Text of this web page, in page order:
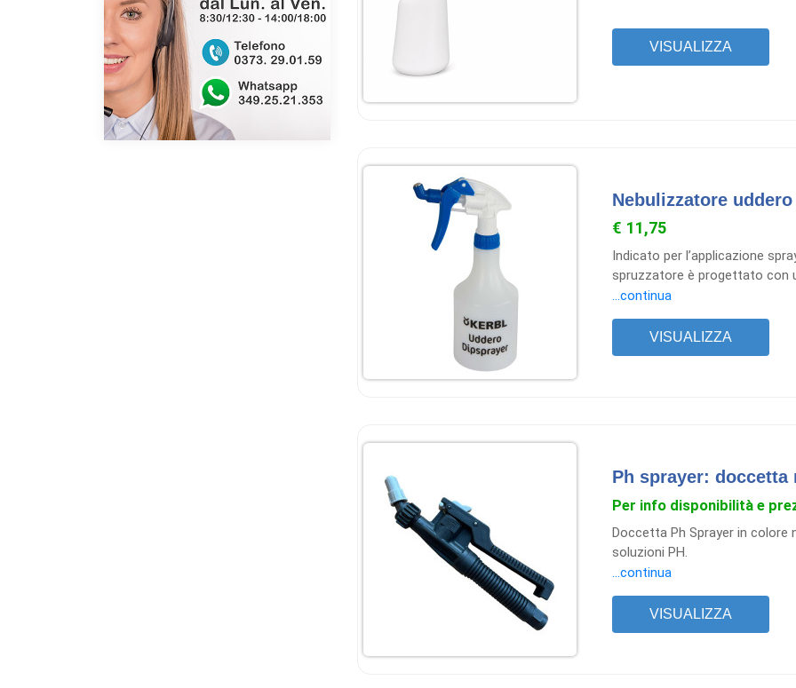
VISUALIZZA
Nebulizzatore uddero
€ 11,75
Indicato per l’applicazione
spruzzatore è progettato con
metallo e con un’inclinazione
di mantenere una
pausa di utilizzo.
...continua
VISUALIZZA
Ph sprayer: doccetta
Per info disponibilità e
Doccetta Ph Sprayer in colore
soluzioni PH.
...continua
VISUALIZZA